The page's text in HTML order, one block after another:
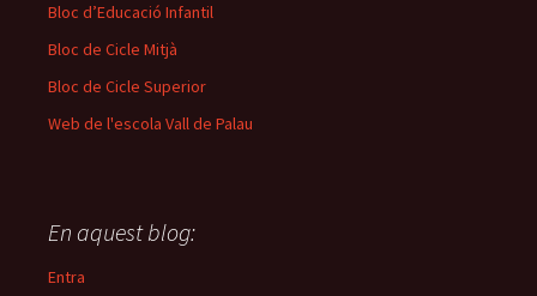
Bloc d’Educació Infantil
Bloc de Cicle Mitjà
Bloc de Cicle Superior
Web de l'escola Vall de Palau
En aquest blog:
Entra